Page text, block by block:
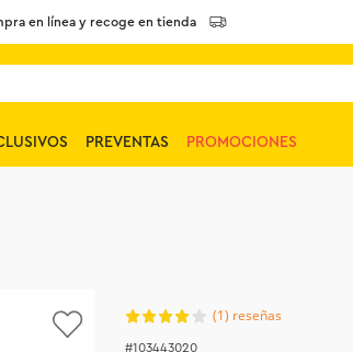
en línea y recoge en tienda
PREVENTAS PROMOCIONES
(1)
103443020